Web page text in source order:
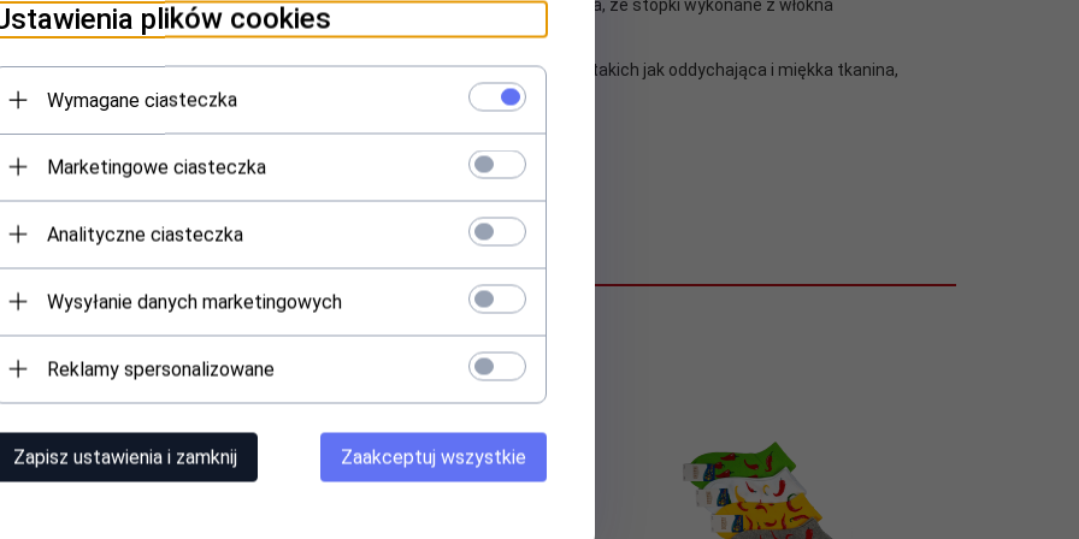
który wymaga mniej wody i pestycydów niż wiele innych roślin, co oznacza, że stopki wykonane z włókna
stopki wykonane z innych materiałów.
w klasycznych pastelowych kolorach mogą zapewnić wiele korzyści, takich jak oddychająca i miękka tkanina,
ekologiczność oraz klasyczny wygląd.
Polecamy
plików cookies
Wymagane ciasteczka
Marketingowe ciasteczka
Analityczne ciasteczka
Wysyłanie danych marketingowych
Reklamy spersonalizowane
Zapisz ustawienia i zamknij Zaakceptuj wszystkie